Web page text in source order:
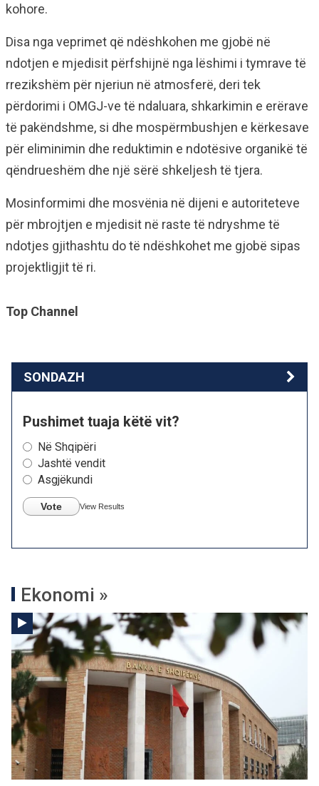
kohore.
Disa nga veprimet që ndëshkohen me gjobë në
ndotjen e mjedisit përfshijnë nga lëshimi i tymrave të
rrezikshëm për njeriun në atmosferë, deri tek
përdorimi i OMGJ-ve të ndaluara, shkarkimin e erërave
të pakëndshme, si dhe mospërmbushjen e kërkesave
për eliminimin dhe reduktimin e ndotësive organikë të
qëndrueshëm dhe një sërë shkeljesh të tjera.
Mosinformimi dhe mosvënia në dijeni e autoriteteve
për mbrojtjen e mjedisit në raste të ndryshme të
ndotjes gjithashtu do të ndëshkohet me gjobë sipas
projektligjit të ri.
Top Channel
SONDAZH
Pushimet tuaja këtë vit?
Në Shqipëri
Jashtë vendit
Asgjëkundi
Vote View Results
Ekonomi »